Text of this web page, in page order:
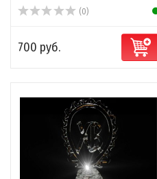
(0)
700 руб.